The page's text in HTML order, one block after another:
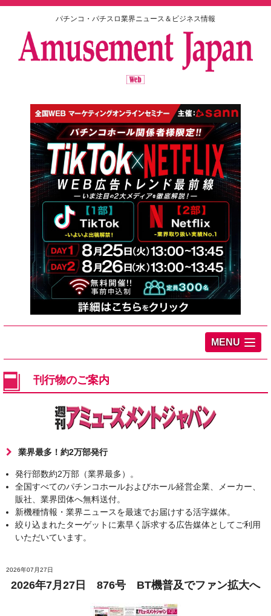
パチンコ・パチスロ業界ニュース＆ビジネス情報
MENU
刊行物のご案内
業界最多！約2万部発行
発行部数約2万部（業界最多）。
全国すべてのパチンコホールおよびホール経営企業、メーカー、
販社、業界団体へ無料送付。
新機種情報・業界ニュースを最速でお届けする活字媒体。
絞り込まれたターゲットに素早く訴求する広告媒体としてご利用
いただいています。
2026年07月27日
2026年7月27日 876号 BT機普及でファン拡大へ